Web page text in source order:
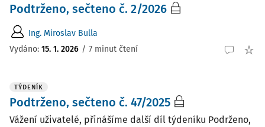
Podtrženo, sečteno č. 2/2026
Ing. Miroslav Bulla
Vydáno: 15. 1. 2026 / 7 minut čtení
TÝDENÍK
Podtrženo, sečteno č. 47/2025
Vážení uživatelé, přinášíme další díl týdeníku Podrženo,